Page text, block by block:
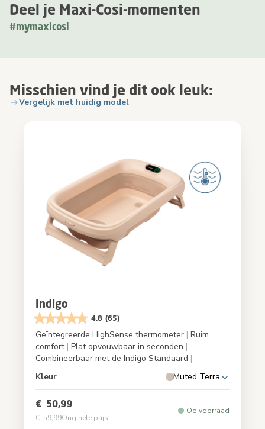
Deel je Maxi-Cosi-momenten
#mymaxicosi
Misschien vind je dit ook leuk:
Vergelijk met huidig model
Indigo
4.8 (65)
Geïntegreerde HighSense thermometer | Ruim
comfort | Plat opvouwbaar in seconden |
Combineerbaar met de Indigo Standaard |
Kleur
Muted Terra
€ 50,99
€ 59,99Originele prijs
Op voorraad